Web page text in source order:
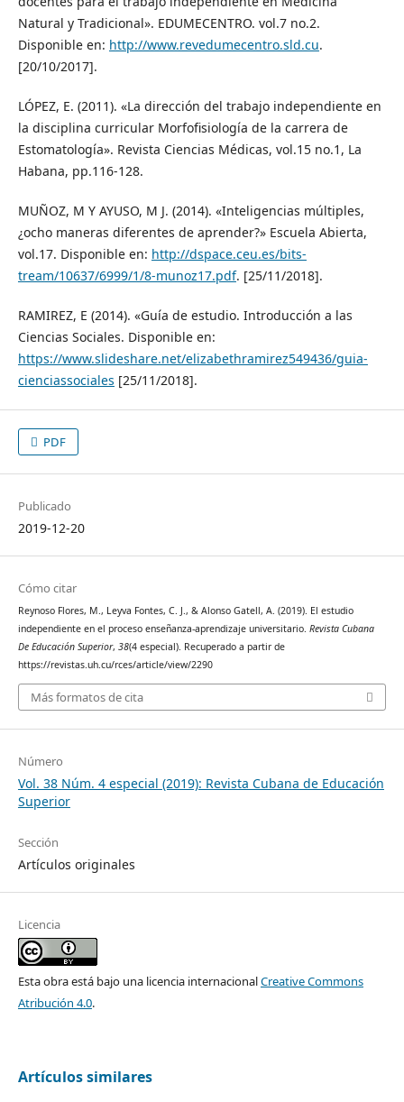
Natural y Tradicional». EDUMECENTRO. vol.7 no.2.
Disponible en: http://www.revedumecentro.sld.cu.
[20/10/2017].
LÓPEZ, E. (2011). «La dirección del trabajo independiente en
la disciplina curricular Morfofisiología de la carrera de
Estomatología». Revista Ciencias Médicas, vol.15 no.1, La
Habana, pp.116-128.
MUÑOZ, M Y AYUSO, M J. (2014). «Inteligencias múltiples,
¿ocho maneras diferentes de aprender?» Escuela Abierta,
vol.17. Disponible en: http://dspace.ceu.es/bits-
tream/10637/6999/1/8-munoz17.pdf. [25/11/2018].
RAMIREZ, E (2014). «Guía de estudio. Introducción a las
Ciencias Sociales. Disponible en:
https://www.slideshare.net/elizabethramirez549436/guia-
cienciassociales [25/11/2018].
PDF
Publicado
2019-12-20
Cómo citar
Reynoso Flores, M., Leyva Fontes, C. J., & Alonso Gatell, A. (2019). El estudio
independiente en el proceso enseñanza-aprendizaje universitario. Revista Cubana
De Educación Superior, 38(4 especial). Recuperado a partir de
https://revistas.uh.cu/rces/article/view/2290
Más formatos de cita
Número
Vol. 38 Núm. 4 especial (2019): Revista Cubana de Educación
Superior
Sección
Artículos originales
Licencia
Esta obra está bajo una licencia internacionalCreative Commons
Atribución 4.0.
Artículos similares